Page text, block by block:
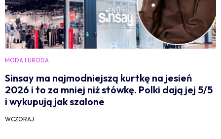
MODA I URODA
Sinsay ma najmodniejszą kurtkę na jesień
2026 i to za mniej niż stówkę. Polki dają jej 5/5
i wykupują jak szalone
WCZORAJ